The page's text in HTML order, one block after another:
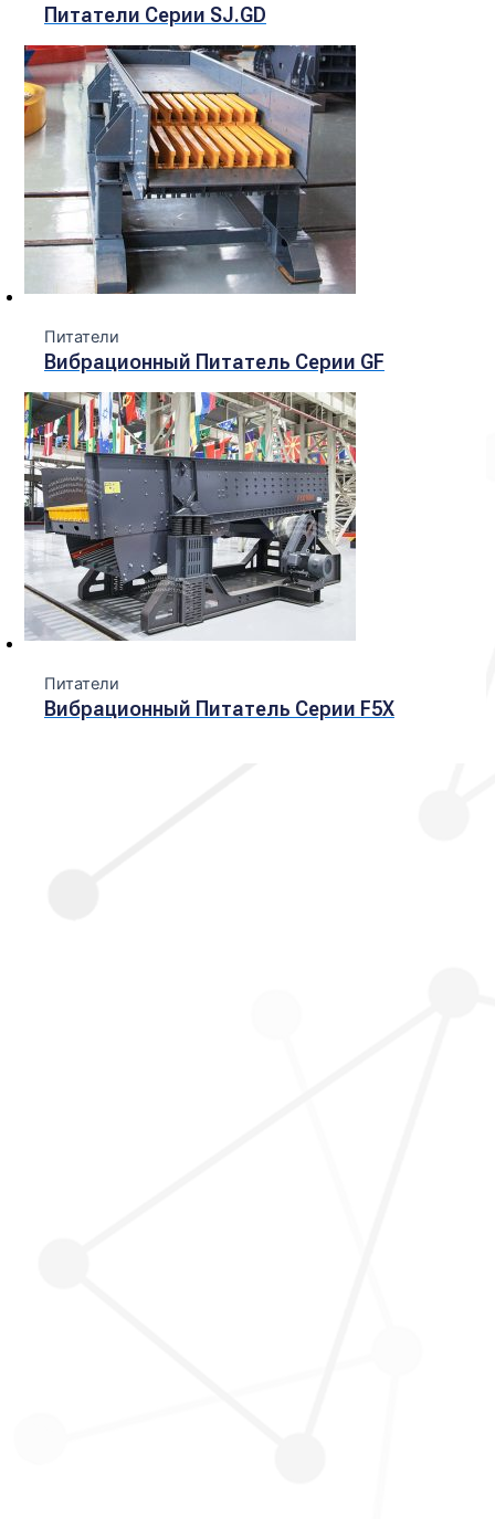
Питатели Серии SJ.GD
Питатели
Вибрационный Питатель Серии GF
Питатели
Вибрационный Питатель Серии F5X